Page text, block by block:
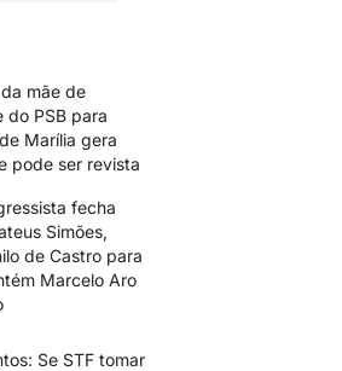
mãe de
do PSB para
Marília gera
pode ser revista
fecha
Simões,
de Castro para
Marcelo Aro
Se STF tomar